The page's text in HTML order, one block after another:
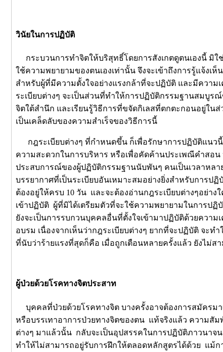
วินัยในการปฏิบัติ
กระบวนการทำจิตให้บริสุทธิ์โดยการสังเกตดูตนเองนี้ มิใช่
ใช้ความพยายามของตนเองเท่านั้น จึงจะเข้าถึงการรู้แจ้ง
สำหรับผู้ที่มีความตั้งใจอย่างแรงกล้าที่จะปฏิบัติ และมีความ
ระเบียบต่างๆ จะเป็นส่วนที่ทำให้การปฏิบัติกรรมฐานสมบูร
จิตใต้สำนึก และเรียนรู้วิธีการที่ขจัดกิเลสที่ตกตะกอนอยู่ใน
เป็นเคล็ดลับของความสำเร็จของวิธีการนี้
กฎระเบียบต่างๆ ที่กำหนดขึ้น ก็เพื่อรักษาการปฏิบัติแนว
ความสะดวกในการบริหาร หรือเพื่อคัดค้านประเพณีคำสอ
ประสบการณ์ของผู้ปฏิบัติกรรมฐานนับพันๆ คนเป็นเวลาหลา
บรรยากาศที่เป็นระเบียบอันเหมาะสมอย่างยิ่งสำหรับการป
ต้องอยู่ให้ครบ 10 วัน และจะต้องอ่านกฎระเบียบต่างๆอย่
เข้าปฏิบัติ ผู้ที่มิได้เตรียมตัวที่จะใช้ความพยายามในการปฏิ
ยังจะเป็นการรบกวนบุคคลอื่นที่ตั้งใจเข้ามาปฏิบัติด้วยความ
อบรม เนื่องจากเห็นว่ากฎระเบียบต่างๆ ยากที่จะปฏิบัติ จะ
ที่นับว่าร้ายแรงที่สุดก็คือ เมื่อถูกเตือนหลายครั้งแล้ว ยังไม่
ผู้ป่วยด้วยโรคทางจิตประสาท
บุคคลที่ป่วยด้วยโรคทางจิต บางครั้งอาจต้องการสมัครม
หรือบรรเทาอาการป่วยทางจิตของตน แท้จริงแล้ว ความสั
ต่างๆ มาแล้วนั้น กลับจะเป็นอุปสรรคในการปฏิบัติภาวนาจ
ทำให้ไม่สามารถอยู่รับการฝึกให้ตลอดหลักสูตรได้ด้วย แ